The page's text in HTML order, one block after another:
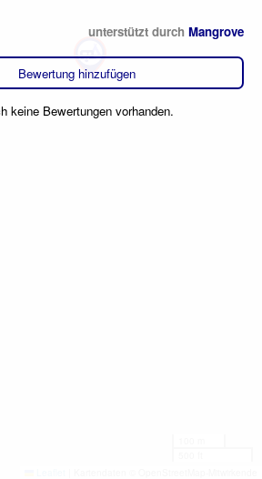
unterstützt durch Mangrove
Bewertung hinzufügen
keine Bewertungen vorhanden.